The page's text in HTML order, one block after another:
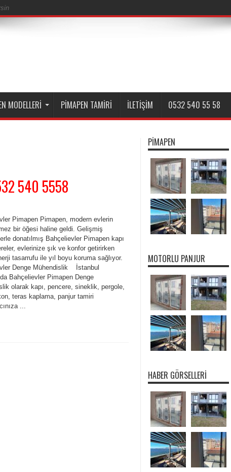
MODELLERI PIMAPEN TAMIRI İLETIŞIM 0532 540 55 58
540 5558
Pimapen Pimapen, modern evlerin
bir öğesi haline geldi. Gelişmiş
donatılmış Bahçelievler Pimapen kapı
evlerinize şık ve konfor getirirken
tasarrufu ile yıl boyu koruma sağlıyor.
Denge Mühendislik İstanbul
Bahçelievler Pimapen Denge
olarak kapı, pencere, sineklik, pergole,
teras kaplama, panjur tamiri
...
PIMAPEN
MOTORLU PANJUR
HABER GÖRSELLERI